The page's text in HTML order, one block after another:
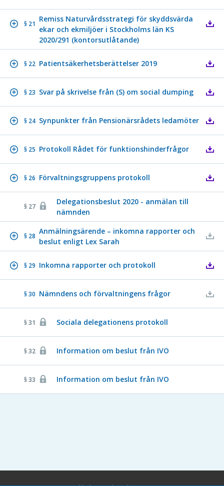
§ 21
Remiss Naturvårdsstrategi för skyddsvärda
ekar och ekmiljöer i Stockholms län KS
2020/291 (kontorsutlåtande)
§ 22 Patientsäkerhetsberättelser 2019
§ 23 Svar på skrivelse från (S) om social dumping
§ 24 Synpunkter från Pensionärsrådets ledamöter
§ 25 Protokoll Rådet för funktionshinderfrågor
§ 26 Förvaltningsgruppens protokoll
§ 27
Delegationsbeslut 2020 - anmälan till
nämnden
§ 28
Anmälningsärende – inkomna rapporter och
beslut enligt Lex Sarah
§ 29 Inkomna rapporter och protokoll
§ 30 Nämndens och förvaltningens frågor
§ 31 Sociala delegationens protokoll
§ 32 Information om beslut från IVO
§ 33 Information om beslut från IVO